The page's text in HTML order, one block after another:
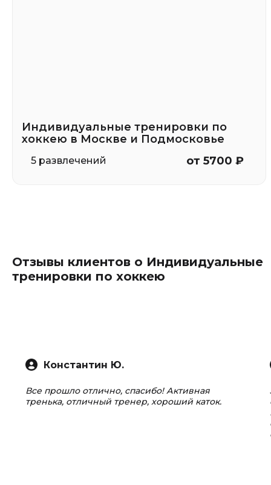
Индивидуальные тренировки по
хоккею в Москве и Подмосковье
5 развлечений от 5700 ₽
Отзывы клиентов о Индивидуальные
тренировки по хоккею
Константин Ю.
Все прошло отлично, спасибо! Активная
тренька, отличный тренер, хороший каток.